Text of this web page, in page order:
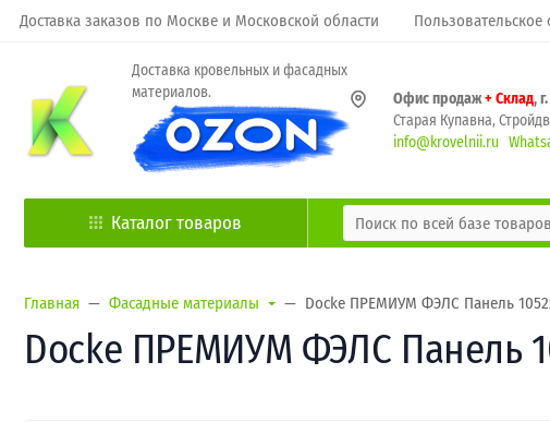
Доставка заказов по Москве и Московской области Пользовательское
Доставка кровельных и фасадных
материалов.
Офис продаж+ Склад,
Старая Купавна,
info@krovelnii.ru
Каталог товаров
Главная Фасадные материалы Docke ПРЕМИУМ ФЭЛС Панель
Docke ПРЕМИУМ ФЭЛС Панель